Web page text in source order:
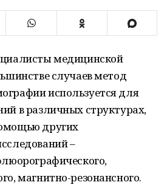
медицинской
случаев метод
используется для
в различных структурах,
других
–
магнитно-резонансного.